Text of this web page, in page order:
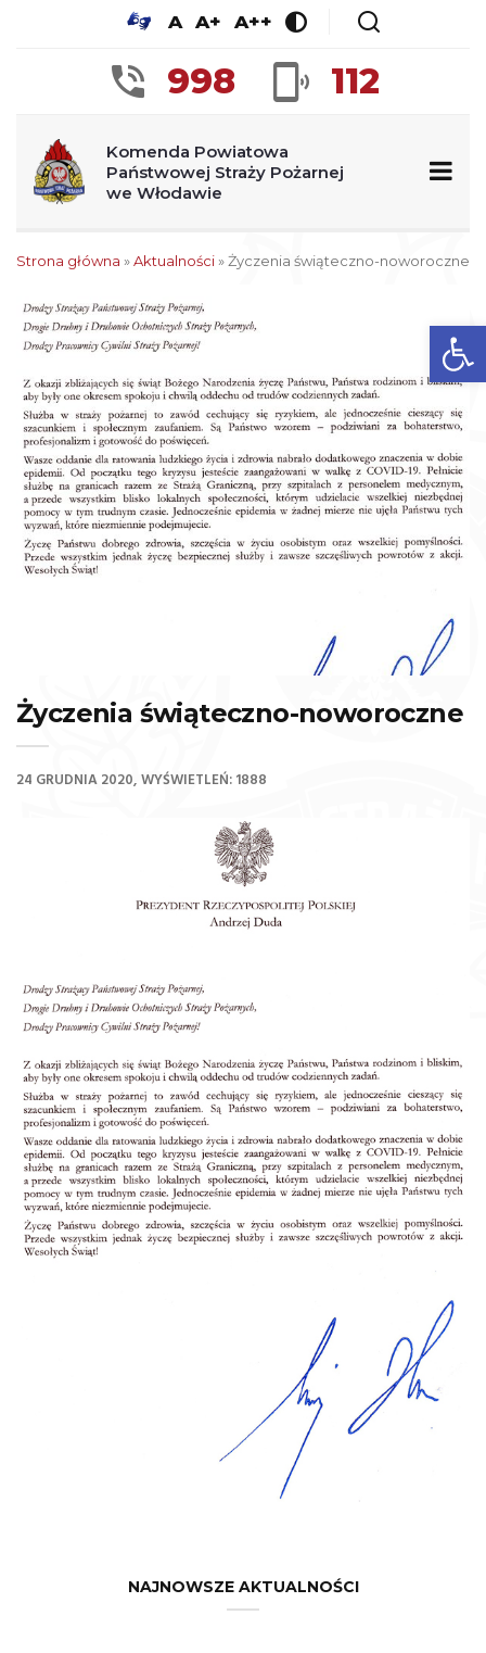
A A+ A++
998 112
Komenda Powiatowa
Państwowej Straży Pożarnej
we Włodawie
Strona główna »Aktualności»Życzenia świąteczno-noworoczne
Życzenia świąteczno-noworoczne
24 GRUDNIA 2020 WYŚWIETLEŃ: 1888
NAJNOWSZE AKTUALNOŚCI